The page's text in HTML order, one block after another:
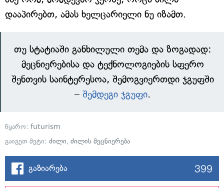
დააპირებთ, ამას ხელცარიელი ნუ იზამთ.
თუ სტატიაში განხილული თემა და ზოგადად:
მეცნიერებისა და ტექნოლოგიების სფერო
შენთვის საინტერესოა, შემოგვიერთდი ჯგუფში
– შემდეგი ჯგუფი.
წყარო: futurism
გაიგეთ მეტი: ძილი, ძილის მეცნიერება
გაზიარება 399